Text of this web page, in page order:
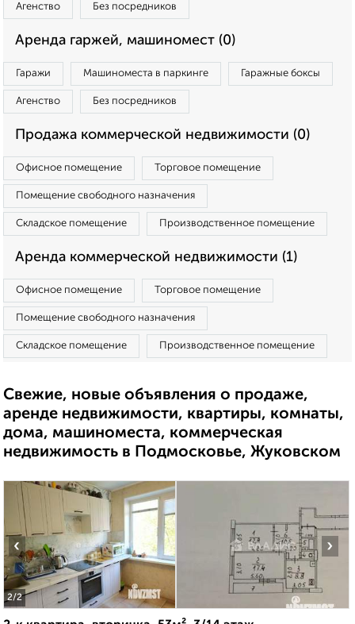
Агенство Без посредников
Аренда гаржей, машиномест (0)
Гаражи Машиноместа в паркинге Гаражные боксы
Агенство Без посредников
Продажа коммерческой недвижимости (0)
Офисное помещение Торговое помещение
Помещение свободного назначения
Складское помещение Производственное помещение
Аренда коммерческой недвижимости (1)
Офисное помещение Торговое помещение
Помещение свободного назначения
Складское помещение Производственное помещение
Свежие, новые объявления о продаже,
аренде недвижимости, квартиры, комнаты,
дома, машиноместа, коммерческая
недвижимость в Подмосковье, Жуковском
2/2
‹ ›